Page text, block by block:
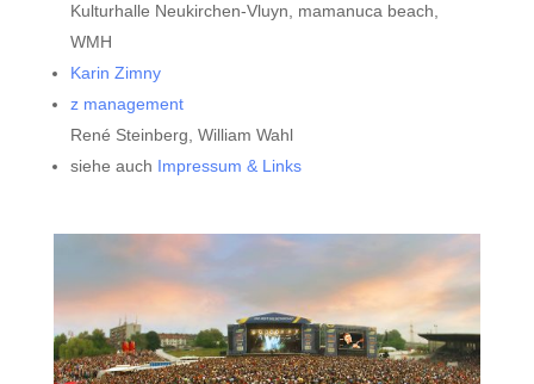
Kulturhalle Neukirchen-Vluyn, mamanuca beach,
WMH
Karin Zimny
z management
René Steinberg, William Wahl
siehe auch Impressum & Links